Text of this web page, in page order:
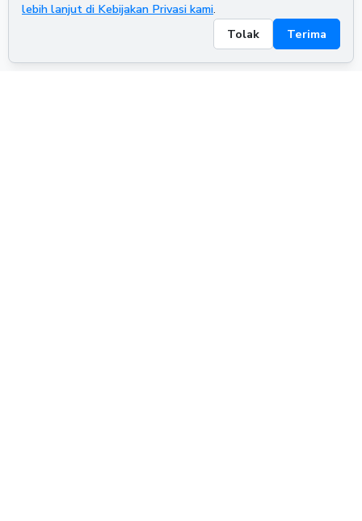
lebih lanjut di Kebijakan Privasi kami.
Tolak
Terima